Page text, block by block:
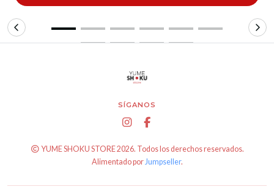
SÍGANOS
YUME SHOKU STORE 2026. Todos los derechos reservados.
Alimentado porJumpseller.